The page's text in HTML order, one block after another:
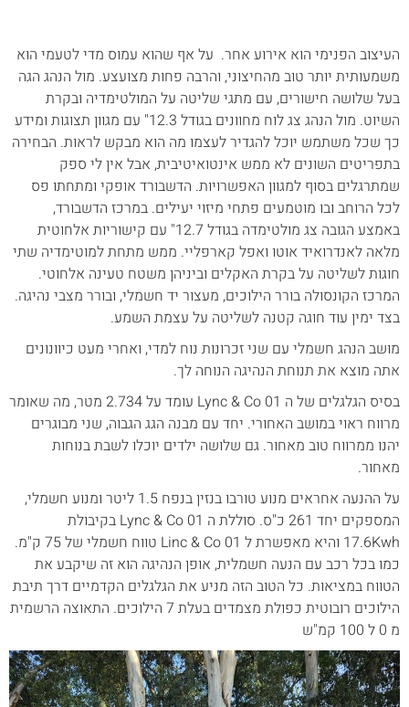
העיצוב הפנימי הוא אירוע אחר. על אף שהוא עמוס מדי לטעמי הוא
משמעותית יותר טוב מהחיצוני, והרבה פחות מצועצע. מול הנהג הגה
בעל שלושה חישורים, עם מתגי שליטה על המולטימדיה ובקרת
השיוט. מול הנהג צג לוח מחוונים בגודל 12.3" עם מגוון תצוגות ומידע
כך שכל משתמש יוכל להגדיר לעצמו מה הוא מבקש לראות. הבחירה
בתפריטים השונים לא ממש אינטואיטיבית, אבל אין לי ספק
שמתרגלים בסוף למגוון האפשרויות. הדשבורד אופקי ומתחתו פס
לכל הרוחב ובו מוטמעים פתחי מיזוי יעילים. במרכז הדשבורד,
באמצע הגובה צג מולטימדה בגודל 12.7" עם קישוריות אלחוטית
מלאה לאנדרואיד אוטו ואפל קארפליי. ממש מתחת למוטימדיה שתי
חוגות לשליטה על בקרת האקלים וביניהן משטח טעינה אלחוטי.
המרכז הקונסולה בורר הילוכים, מעצור יד חשמלי, ובורר מצבי נהיגה.
בצד ימין עוד חוגה קטנה לשליטה על עצמת השמע.
מושב הנהג חשמלי עם שני זכרונות נוח למדי, ואחרי מעט כיוונונים
אתה מוצא את תנוחת הנהיגה הנוחה לך.
בסיס הגלגלים של ה Lync & Co 01 עומד על 2.734 מטר, מה שאומר
מרווח ראוי במושב האחורי. יחד עם מבנה הגג הגבוה, שני מבוגרים
יהנו ממרווח טוב מאחור. גם שלושה ילדים יוכלו לשבת בנוחות
מאחור.
על ההנעה אחראים מנוע טורבו בנזין בנפח 1.5 ליטר ומנוע חשמלי,
המספקים יחד 261 כ"ס. סוללת ה Lync & Co 01 בקיבולת
17.6Kwh והיא מאפשרת ל Linc & Co 01 טווח חשמלי של 75 ק"מ.
כמו בכל רכב עם הנעה חשמלית, אופן הנהיגה הוא זה שיקבע את
הטווח במציאות. כל הטוב הזה מניע את הגלגלים הקדמיים דרך תיבת
הילוכים רובוטית כפולת מצמדים בעלת 7 הילוכים. התאוצה הרשמית
מ 0 ל 100 קמ"ש